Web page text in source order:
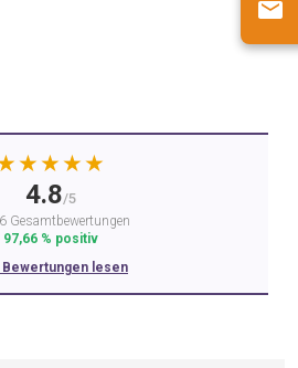
4.8/5
Gesamtbewertungen
97,66 % positiv
lesen